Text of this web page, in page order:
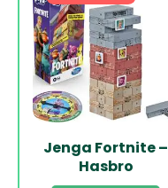
Jenga Fortnite –
Hasbro